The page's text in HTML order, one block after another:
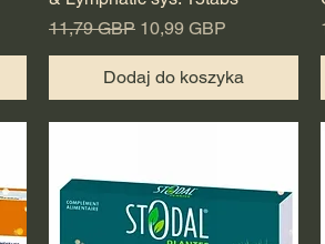
Regularna cena
11,79 GBP Cena rabatowa
10,99 GBP
Dodaj do koszyka